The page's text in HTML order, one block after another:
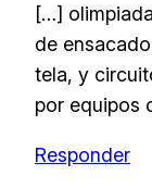
[…]
de
tela, y
por equipos
Responder